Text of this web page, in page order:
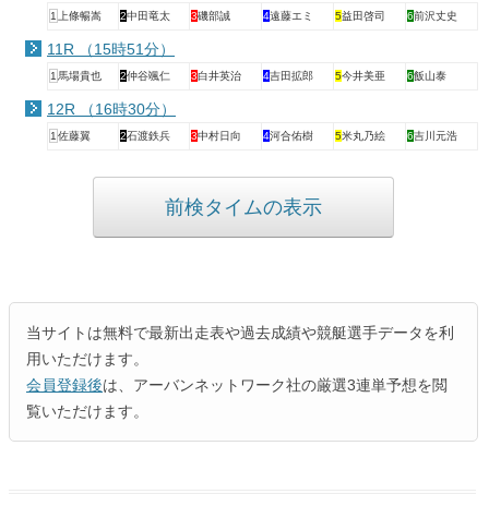
1上條暢嵩 2中田竜太 3磯部誠 4遠藤エミ 5益田啓司 6前沢丈史
11R （15時51分）
1馬場貴也 2仲谷颯仁 3白井英治 4吉田拡郎 5今井美亜 6飯山泰
12R （16時30分）
1佐藤翼 2石渡鉄兵 3中村日向 4河合佑樹 5米丸乃絵 6吉川元浩
前検タイムの表示
当サイトは無料で最新出走表や過去成績や競艇選手データを利
用いただけます。
会員登録後は、アーバンネットワーク社の厳選3連単予想を閲
覧いただけます。